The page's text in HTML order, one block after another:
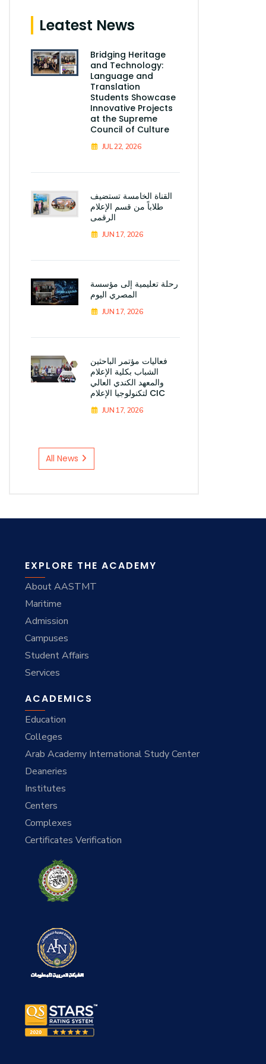
Leatest News
Bridging Heritage
and Technology:
Language and
Translation
Students Showcase
Innovative Projects
at the Supreme
Council of Culture
JUL 22, 2026
القناة الخامسة تستضيف
طلاباً من قسم الإعلام
الرقمى
JUN 17, 2026
رحلة تعليمية إلى مؤسسة
المصري اليوم
JUN 17, 2026
فعاليات مؤتمر الباحثين
الشباب بكلية الإعلام
والمعهد الكندي العالي
لتكنولوجيا الإعلام CIC
JUN 17, 2026
All News
EXPLORE THE ACADEMY
About AASTMT
Maritime
Admission
Campuses
Student Affairs
Services
ACADEMICS
Education
Colleges
Arab Academy International Study Center
Deaneries
Institutes
Centers
Complexes
Certificates Verification